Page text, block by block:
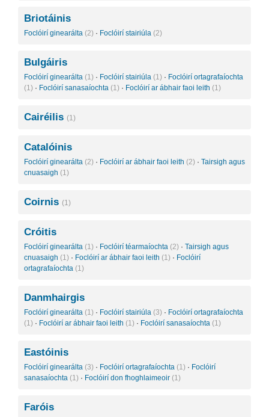
Briotáinis
Foclóirí ginearálta (2) · Foclóirí stairiúla (2)
Bulgáiris
Foclóirí ginearálta (1) · Foclóirí stairiúla (1) · Foclóirí ortagrafaíochta
(1) · Foclóirí sanasaíochta (1) · Foclóirí ar ábhair faoi leith (1)
Cairéilis (1)
Catalóinis
Foclóirí ginearálta (2) · Foclóirí ar ábhair faoi leith (2) · Tairsigh agus
cnuasaigh (1)
Coirnis (1)
Cróitis
Foclóirí ginearálta (1) · Foclóirí téarmaíochta (2) · Tairsigh agus
cnuasaigh (1) · Foclóirí ar ábhair faoi leith (1) · Foclóirí
ortagrafaíochta (1)
Danmhairgis
Foclóirí ginearálta (1) · Foclóirí stairiúla (3) · Foclóirí ortagrafaíochta
(1) · Foclóirí ar ábhair faoi leith (1) · Foclóirí sanasaíochta (1)
Eastóinis
Foclóirí ginearálta (3) · Foclóirí ortagrafaíochta (1) · Foclóirí
sanasaíochta (1) · Foclóirí don fhoghlaimeoir (1)
Faróis